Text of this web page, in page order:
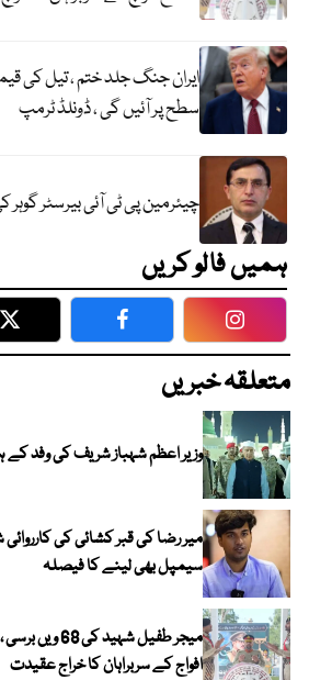
ایران جنگ جلد ختم ، تیل کی
سطح پر آئیں گی ، ڈونلڈ ٹرمپ
چیئرمین پی ٹی آئی بیرسٹر گوہر
ہمیں فالو کریں
Twitter Facebook
متعلقہ خبریں
وزیر اعظم شہباز شریف کی وفد
میر رضا کی قبر کشائی کی
سیمپل بھی لینے کا فیصلہ
میجر طفیل
افواج کے سربراہان کا خراج عقیدت